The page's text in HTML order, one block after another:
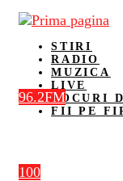
STIRI
RADIO
MUZICA
LIVE
LOCURI
FII PE
100
96.2FM